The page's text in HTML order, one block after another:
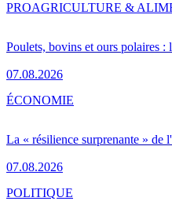
Poulets, bovins et ours polaires :
07.08.2026
PROAGRICULTURE &
La « résilience surprenante » de
07.08.2026
ÉCONOMIE
POLITIQUE